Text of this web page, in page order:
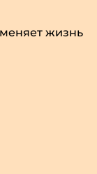
жизнь